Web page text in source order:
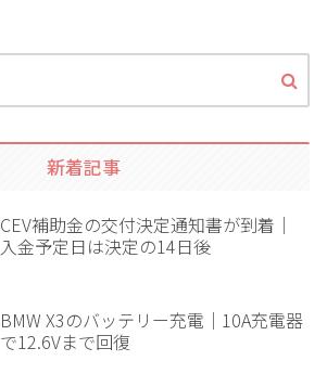
新着記事
CEV補助金の交付決定通知書が到着｜
入金予定日は決定の14日後
BMW X3のバッテリー充電｜10A充電器
で12.6Vまで回復